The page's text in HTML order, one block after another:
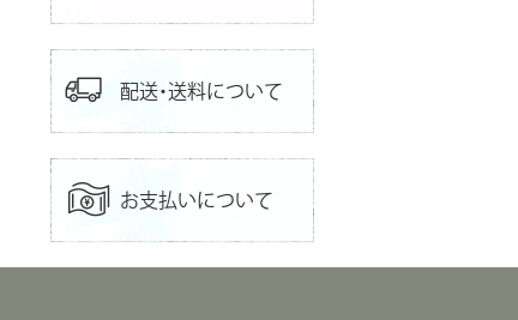
配送・送料について
お支払いについて